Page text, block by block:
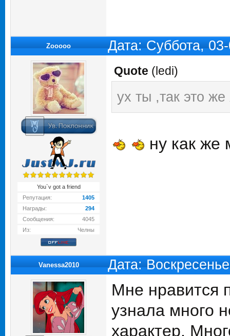
Zooooo Дата: Суббота,
You`v got a friend
Репутация:
1405
Награды:
294
Сообщения:
4045
Из:
Челны
Quote (ledi)
ух ты ,так это
ну как
Vanessa2010 Дата:
Мне нравится
узнала много
характер.